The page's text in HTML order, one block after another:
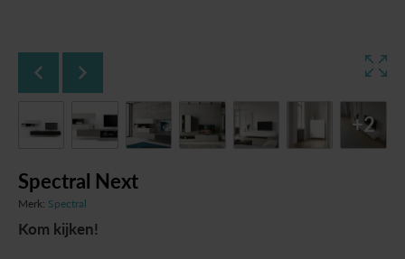
+2
Spectral Next
Merk: Spectral
Kom kijken!